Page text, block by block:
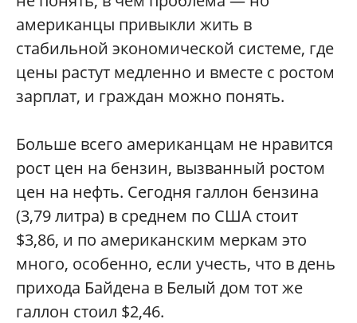
американцы привыкли жить в
стабильной экономической системе, где
цены растут медленно и вместе с ростом
зарплат, и граждан можно понять.
Больше всего американцам не нравится
рост цен на бензин, вызванный ростом
цен на нефть. Сегодня галлон бензина
(3,79 литра) в среднем по США стоит
$3,86, и по американским меркам это
много, особенно, если учесть, что в день
прихода Байдена в Белый дом тот же
галлон стоил $2,46.